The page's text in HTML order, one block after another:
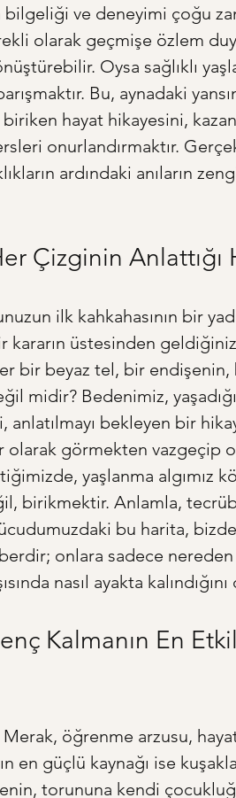
bilgeliği ve deneyimi çoğu
olarak geçmişe özlem
Oysa sağlıklı
Bu, aynadaki
hayat hikayesini,
onurlandırmaktır.
ardındaki anıların
Çizginin Anlattığı
ilk kahkahasının bir
kararın üstesinden
bir beyaz tel, bir
midir? Bedenimiz,
bekleyen bir
görmekten vazgeçip
yaşlanma algımız
birikmektir. Anlamla,
bu harita,
onlara sadece
nasıl ayakta kalındığını
Kalmanın En
öğrenme arzusu,
en güçlü kaynağı ise
torununa kendi